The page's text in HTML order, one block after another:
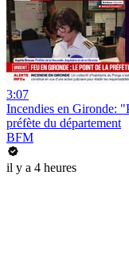
3:07
Incendies en Gironde:
préfète du département
BFM
il y a 4 heures